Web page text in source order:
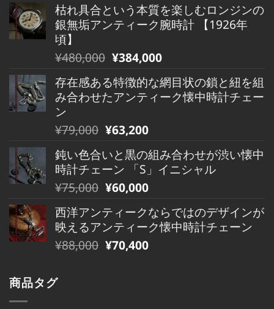
価
格
は
¥490,000
で
し
た。
の
価
は
¥490,000
で
す。
枯れ具合という本質を楽しむロンジンの
銀無垢アンティーク腕時計 【1926年
頃】
元
価
格
は
¥480,000
で
し
た。
¥480,000 現
の
価
は
¥480,000
で
す。
¥384,000
存在感ある特徴的な網目状の鎖と紐を組
み合わせたアンティーク懐中時計チェー
ン
元
価
格
は
¥79,000
で
し
た。
¥79,000 現
の
価
格
は
¥79,000
で
す。
¥63,200
鈍い色合いと黒の組み合わせが渋い懐中
時計チェーン 「S」イニシャル
元
価
格
は
で
¥75,000 現
の
価
格
¥60,000
西洋アンティークならではのデザインが
映えるアンティーク懐中時計チェーン
元
価
¥88,000 現
¥70,400
商品タグ